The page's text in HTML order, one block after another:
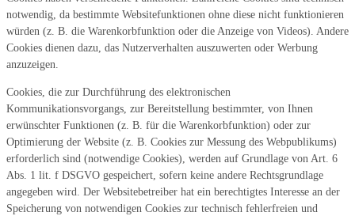
notwendig, da bestimmte Websitefunktionen ohne diese nicht funktionieren
würden (z. B. die Warenkorbfunktion oder die Anzeige von Videos). Andere
Cookies dienen dazu, das Nutzerverhalten auszuwerten oder Werbung
anzuzeigen.
Cookies, die zur Durchführung des elektronischen
Kommunikationsvorgangs, zur Bereitstellung bestimmter, von Ihnen
erwünschter Funktionen (z. B. für die Warenkorbfunktion) oder zur
Optimierung der Website (z. B. Cookies zur Messung des Webpublikums)
erforderlich sind (notwendige Cookies), werden auf Grundlage von Art. 6
Abs. 1 lit. f DSGVO gespeichert, sofern keine andere Rechtsgrundlage
angegeben wird. Der Websitebetreiber hat ein berechtigtes Interesse an der
Speicherung von notwendigen Cookies zur technisch fehlerfreien und